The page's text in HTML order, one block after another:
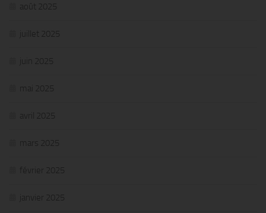
août 2025
juillet 2025
juin 2025
mai 2025
avril 2025
mars 2025
février 2025
janvier 2025